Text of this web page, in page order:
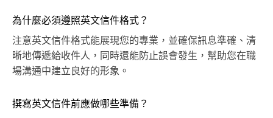
為什麼必須遵照英文信件格式？
注意英文信件格式能展現您的專業，並確保訊息準確、清
晰地傳遞給收件人，同時還能防止誤會發生，幫助您在職
場溝通中建立良好的形象。
撰寫英文信件前應做哪些準備？